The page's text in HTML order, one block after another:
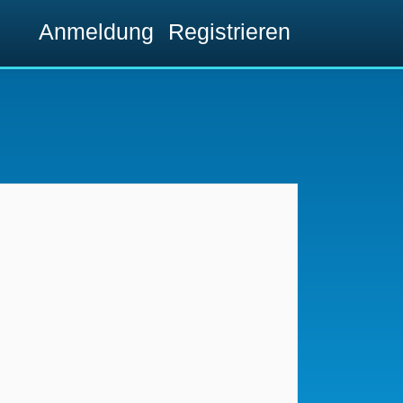
Anmeldung Registrieren